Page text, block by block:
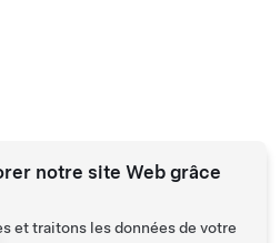
notre site Web grâce
et traitons les données de votre